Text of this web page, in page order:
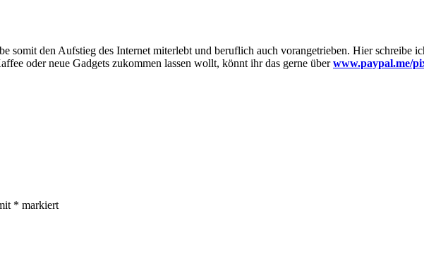
somit den Aufstieg des Internet miterlebt und beruflich auch vorangetrieben. Hier schreibe
oder neue Gadgets zukommen lassen wollt, könnt ihr das gerne überwww.paypal.me/
* markiert